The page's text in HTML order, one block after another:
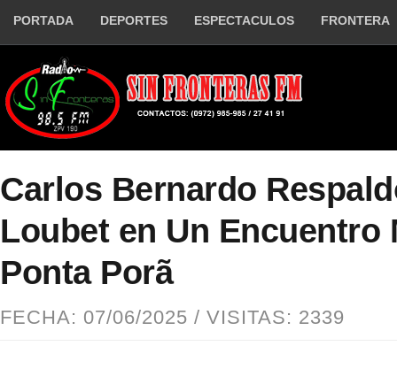
PORTADA DEPORTES ESPECTACULOS FRONTERA
Carlos Bernardo
Loubet en Un Encuentro
Ponta Porã
FECHA: 07/06/2025 / VISITAS: 2339